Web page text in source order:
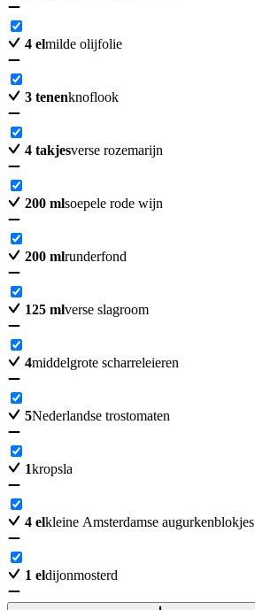
4 elmilde olijfolie
3 tenenknoflook
4 takjesverse rozemarijn
200 mlsoepele rode wijn
200 mlrunderfond
125 mlverse slagroom
4middelgrote scharreleieren
5Nederlandse trostomaten
1kropsla
4 elkleine Amsterdamse augurkenblokjes
1 eldijonmosterd